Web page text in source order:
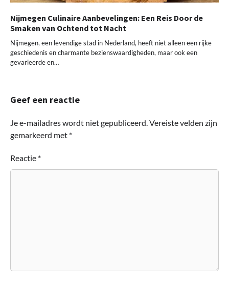
Nijmegen Culinaire Aanbevelingen: Een Reis Door de
Smaken van Ochtend tot Nacht
Nijmegen, een levendige stad in Nederland, heeft niet alleen een rijke
geschiedenis en charmante bezienswaardigheden, maar ook een
gevarieerde en…
Geef een reactie
Je e-mailadres wordt niet gepubliceerd. Vereiste velden zijn
gemarkeerd met *
Reactie *